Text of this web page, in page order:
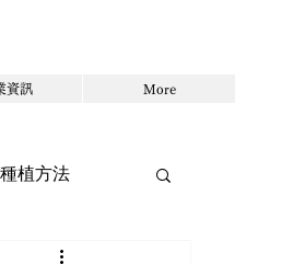
資訊 More
植方法